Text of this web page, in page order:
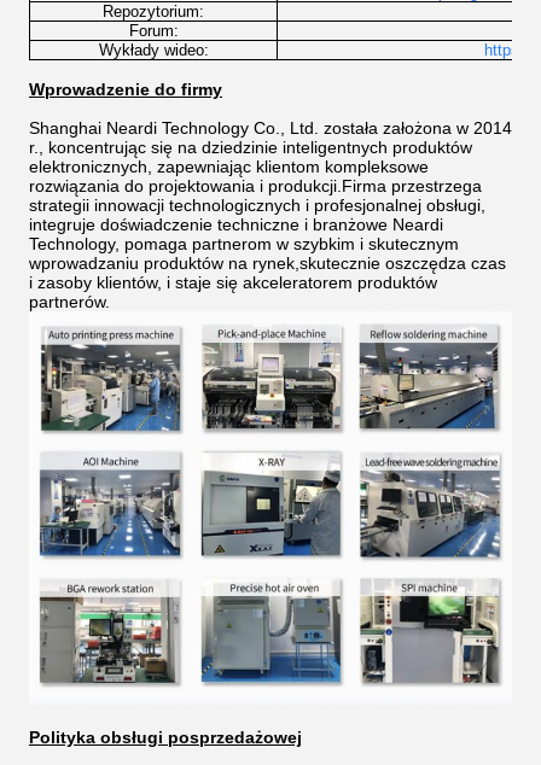
Repozytorium:
Forum:
Wykłady wideo:
https://
Wprowadzenie do firmy
Shanghai Neardi Technology Co., Ltd. została założona w 2014
r., koncentrując się na dziedzinie inteligentnych produktów
elektronicznych, zapewniając klientom kompleksowe
rozwiązania do projektowania i produkcji.Firma przestrzega
strategii innowacji technologicznych i profesjonalnej obsługi,
integruje doświadczenie techniczne i branżowe Neardi
Technology, pomaga partnerom w szybkim i skutecznym
wprowadzaniu produktów na rynek,skutecznie oszczędza czas
i zasoby klientów, i staje się akceleratorem produktów
partnerów.
Polityka obsługi posprzedażowej